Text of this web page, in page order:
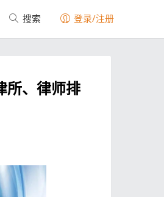
搜索 登录/注册
所、律师排